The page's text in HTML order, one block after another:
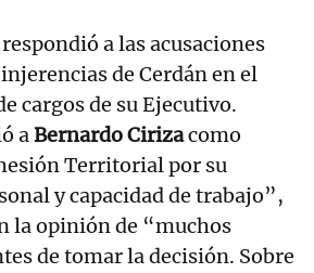
a las acusaciones
de Cerdán en el
cargos de su Ejecutivo.
aBernardo Cirizacomo
Territorial por su
y capacidad de trabajo”,
la opinión de “muchos
de tomar la decisión. Sobre